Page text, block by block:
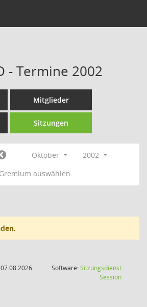
- Termine 2002
Mitglieder
Sitzungen
Oktober
2002
Gremium auswählen
Software:Sitzungsdienst
Session(Wird in